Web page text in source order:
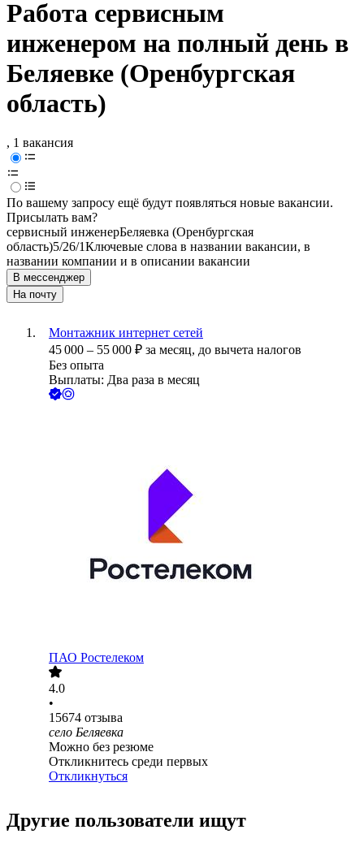
Работа сервисным
инженером на полный день в
Беляевке (Оренбургская
область)
, 1 вакансия
По вашему запросу ещё будут появляться новые вакансии.
Присылать вам?
сервисный инженерБеляевка (Оренбургская
область)5/26/1Ключевые слова в названии вакансии, в
названии компании и в описании вакансии
В мессенджер
На почту
Монтажник интернет сетей
45 000 – 55 000 ₽ за месяц, до вычета налогов
Без опыта
Выплаты: Два раза в месяц
ПАО Ростелеком
4.0
•
15674 отзыва
село Беляевка
Можно без резюме
Откликнитесь среди первых
Откликнуться
Другие пользователи ищут